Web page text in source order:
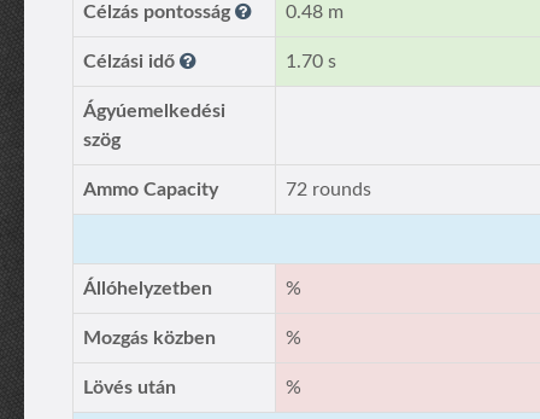
Célzás pontosság 0.48 m
Célzási idő 1.70 s
Ágyúemelkedési
szög
Ammo Capacity 72 rounds
Állóhelyzetben %
Mozgás közben %
Lövés után %